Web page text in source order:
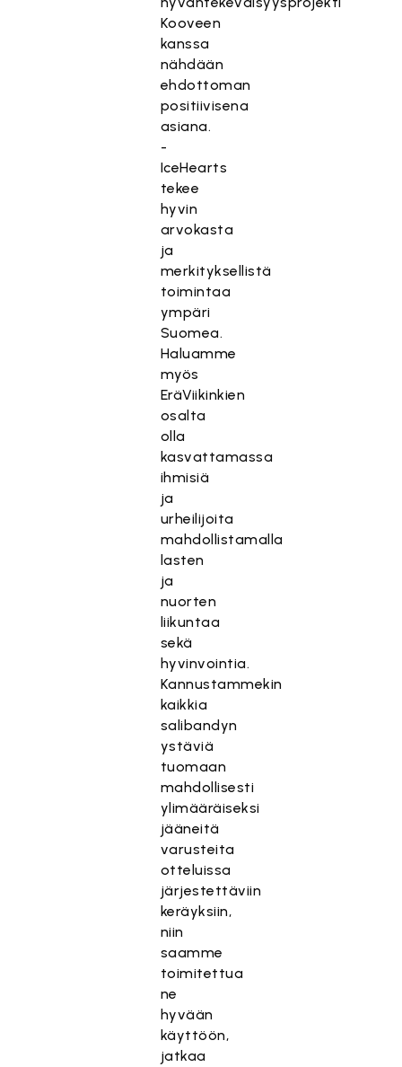
Kooveen
kanssa
nähdään
ehdottoman
positiivisena
asiana.
-
IceHearts
tekee
hyvin
arvokasta
ja
merkityksellistä
toimintaa
ympäri
Suomea.
Haluamme
myös
EräViikinkien
osalta
olla
kasvattamassa
ihmisiä
ja
urheilijoita
mahdollistamalla
lasten
ja
nuorten
liikuntaa
sekä
hyvinvointia.
Kannustammekin
kaikkia
salibandyn
ystäviä
tuomaan
mahdollisesti
ylimääräiseksi
jääneitä
varusteita
otteluissa
järjestettäviin
keräyksiin,
niin
saamme
toimitettua
ne
hyvään
käyttöön,
jatkaa